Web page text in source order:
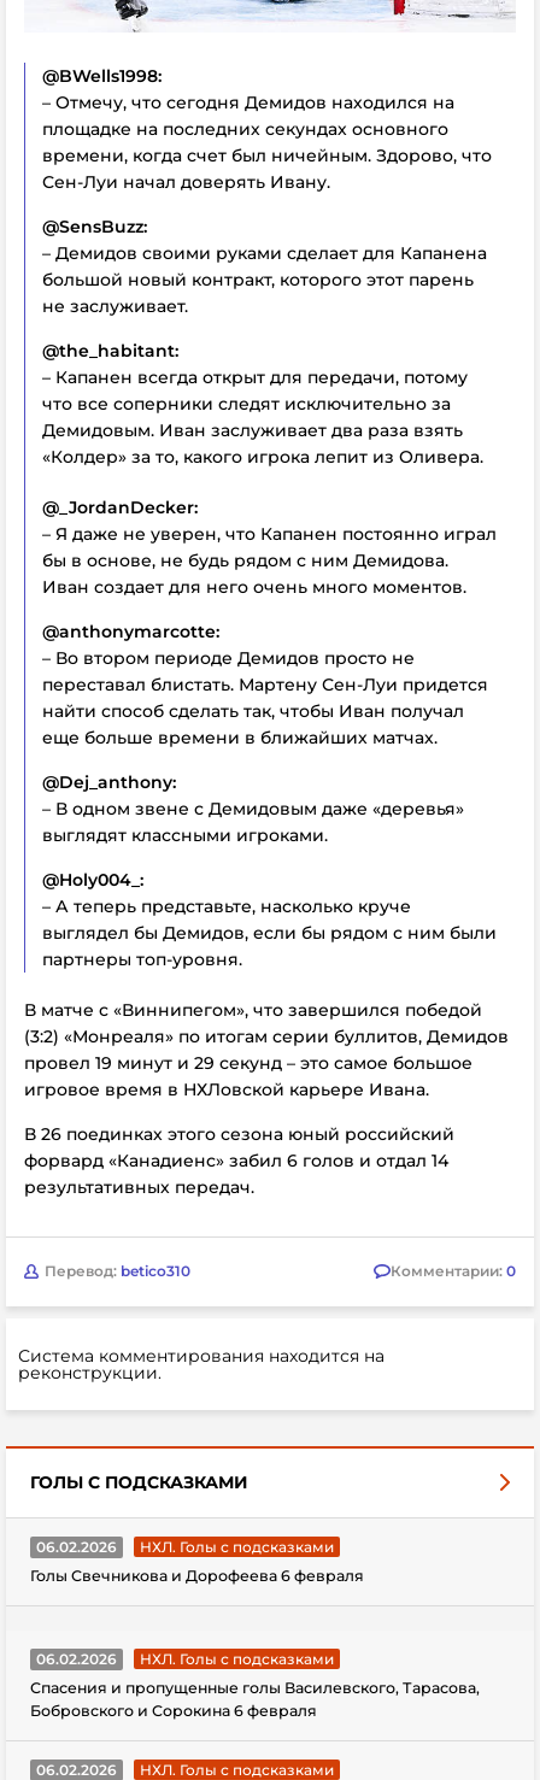
@BWells1998:
– Отмечу, что сегодня Демидов находился на
площадке на последних секундах основного
времени, когда счет был ничейным. Здорово, что
Сен-Луи начал доверять Ивану.
@SensBuzz:
– Демидов своими руками сделает для Капанена
большой новый контракт, которого этот парень
не заслуживает.
@the_habitant:
– Капанен всегда открыт для передачи, потому
что все соперники следят исключительно за
Демидовым. Иван заслуживает два раза взять
«Колдер» за то, какого игрока лепит из Оливера.
@_JordanDecker:
– Я даже не уверен, что Капанен постоянно играл
бы в основе, не будь рядом с ним Демидова.
Иван создает для него очень много моментов.
@anthonymarcotte:
– Во втором периоде Демидов просто не
переставал блистать. Мартену Сен-Луи придется
найти способ сделать так, чтобы Иван получал
еще больше времени в ближайших матчах.
@Dej_anthony:
– В одном звене с Демидовым даже «деревья»
выглядят классными игроками.
@Holy004_:
– А теперь представьте, насколько круче
выглядел бы Демидов, если бы рядом с ним были
партнеры топ-уровня.
В матче с «Виннипегом», что завершился победой
(3:2) «Монреаля» по итогам серии буллитов, Демидов
провел 19 минут и 29 секунд – это самое большое
игровое время в НХЛовской карьере Ивана.
В 26 поединках этого сезона юный российский
форвард «Канадиенс» забил 6 голов и отдал 14
результативных передач.
Перевод: betico310 Комментарии: 0
Система комментирования находится на
реконструкции.
ГОЛЫ С ПОДСКАЗКАМИ
06.02.2026
НХЛ. Голы с подсказками
Голы Свечникова и Дорофеева 6 февраля
06.02.2026
НХЛ. Голы с подсказками
Спасения и пропущенные голы Василевского, Тарасова,
Бобровского и Сорокина 6 февраля
06.02.2026
НХЛ. Голы с подсказками